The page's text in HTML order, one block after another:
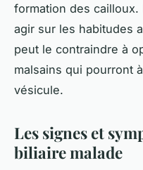
formation des
agir sur les habitudes
peut le contraindre à
malsains qui pourront
vésicule.
Les signes et
biliaire malade